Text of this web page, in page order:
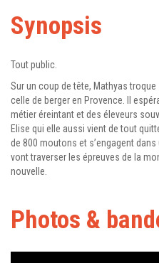
Synopsis
Tout public.
Sur un coup de tête, Mathyas
celle de berger en Provence. Il
métier éreintant et des éleveurs
Elise qui elle aussi vient de tout
de 800 moutons et s’engagent
vont traverser les épreuves de la
nouvelle.
Photos &